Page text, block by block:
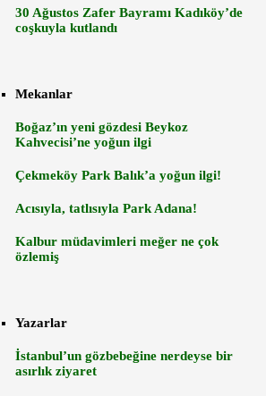
30 Ağustos Zafer Bayramı Kadıköy’de
coşkuyla kutlandı
Mekanlar
Boğaz’ın yeni gözdesi Beykoz
Kahvecisi’ne yoğun ilgi
Çekmeköy Park Balık’a yoğun ilgi!
Acısıyla, tatlısıyla Park Adana!
Kalbur müdavimleri meğer ne çok
özlemiş
Yazarlar
İstanbul’un gözbebeğine nerdeyse bir
asırlık ziyaret